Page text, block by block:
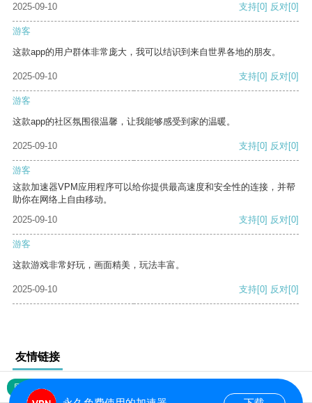
2025-09-10
支持[0] 反对[0]
游客
这款app的用户群体非常庞大，我可以结识到来自世界各地的朋友。
2025-09-10 支持[0] 反对[0]
游客
这款app的社区氛围很温馨，让我能够感受到家的温暖。
2025-09-10 支持[0] 反对[0]
游客
这款加速器VPM应用程序可以给你提供最高速度和安全性的连接，并帮
助你在网络上自由移动。
2025-09-10
支持[0] 反对[0]
游客
这款游戏非常好玩，画面精美，玩法丰富。
2025-09-10 支持[0] 反对[0]
友情链接
网站地图